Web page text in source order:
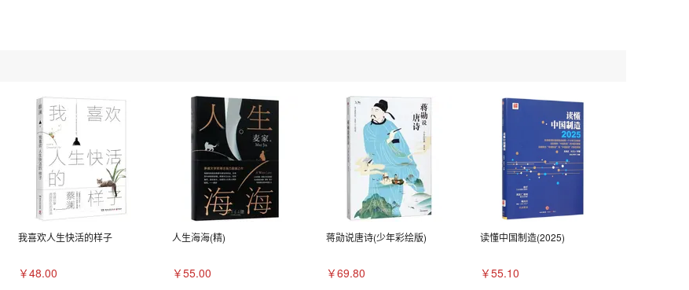
我喜欢人生快活的样子
￥48.00
人生海海(精)
￥55.00
蒋勋说唐诗(少年彩绘版)
￥69.80
读懂中国制造(2025)
￥55.10